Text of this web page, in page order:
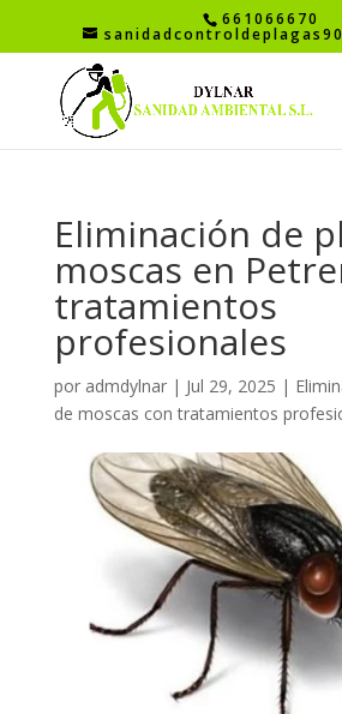
661066670
Eliminación de
moscas en
tratamientos
profesionales
por admdylnar| Jul 29, 2025 |
de moscas con tratamientos